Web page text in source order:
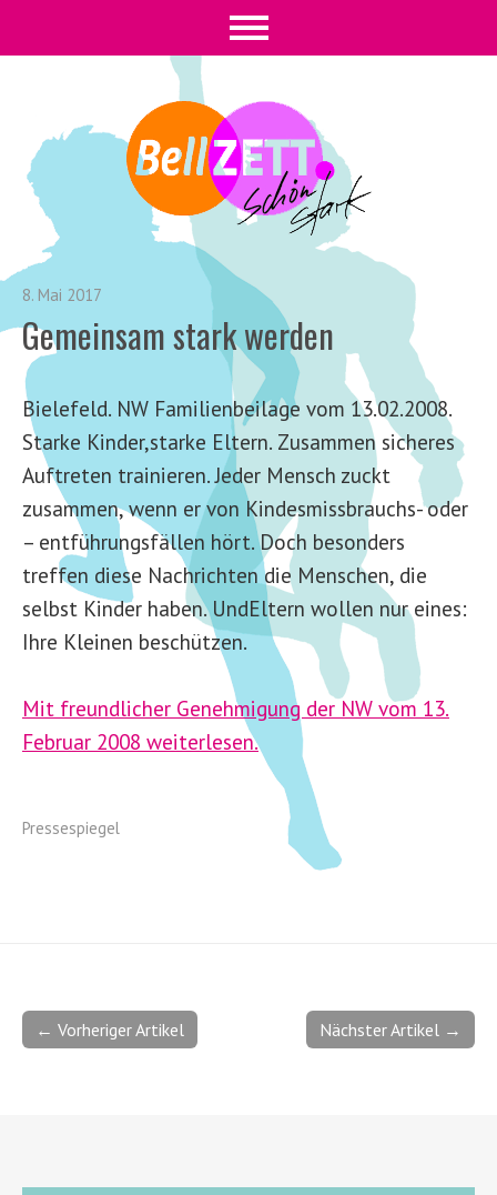
8. Mai 2017
Gemeinsam stark werden
Bielefeld. NW Familienbeilage vom 13.02.2008.
Starke Kinder,starke Eltern. Zusammen sicheres
Auftreten trainieren. Jeder Mensch zuckt
zusammen, wenn er von Kindesmissbrauchs- oder
– entführungsfällen hört. Doch besonders
treffen diese Nachrichten die Menschen, die
selbst Kinder haben. UndEltern wollen nur eines:
Ihre Kleinen beschützen.
Mit freundlicher Genehmigung der NW vom 13.
Februar 2008 weiterlesen.
Pressespiegel
Nächster Artikel →
← Vorheriger Artikel